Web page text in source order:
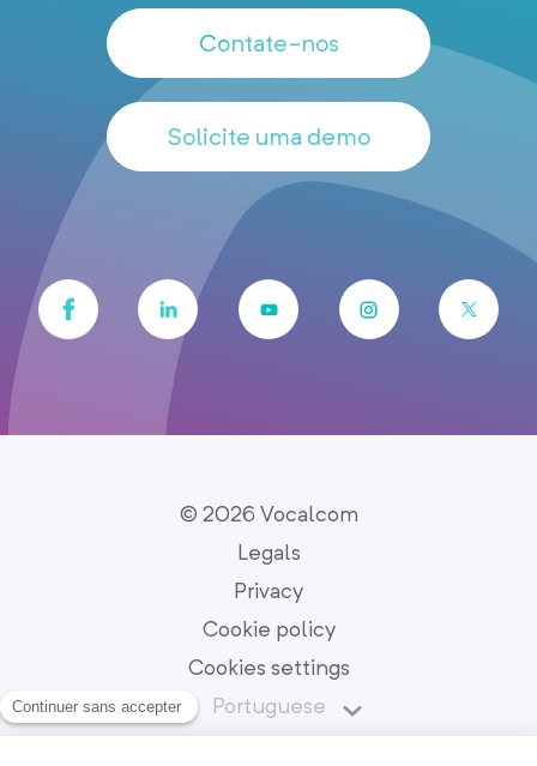
Contate-nos
Solicite uma demo
© 2026 Vocalcom
Legals
Privacy
Cookie policy
Cookies settings
Portuguese